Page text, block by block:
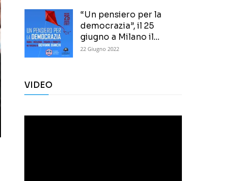
“Un pensiero per la
democrazia”, il 25
giugno a Milano il...
22 Giugno 2022
VIDEO